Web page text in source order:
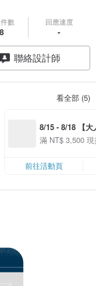
數 回應速度
-
聯絡設計師
看全部 (5)
8/15 - 8/18 【大
季】滿
50
滿 NT$ 3,500
前往活動頁